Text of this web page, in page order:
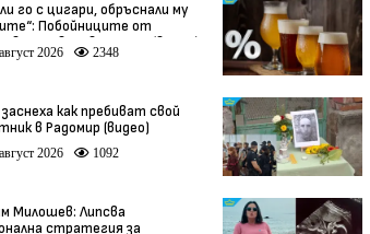
го с цигари, обръснали му
Побойниците от
остават в ареста (видео)
2026 2348
как пребиват свой
в Радомир (видео)
2026 1092
Милошев: Липсва
стратегия за